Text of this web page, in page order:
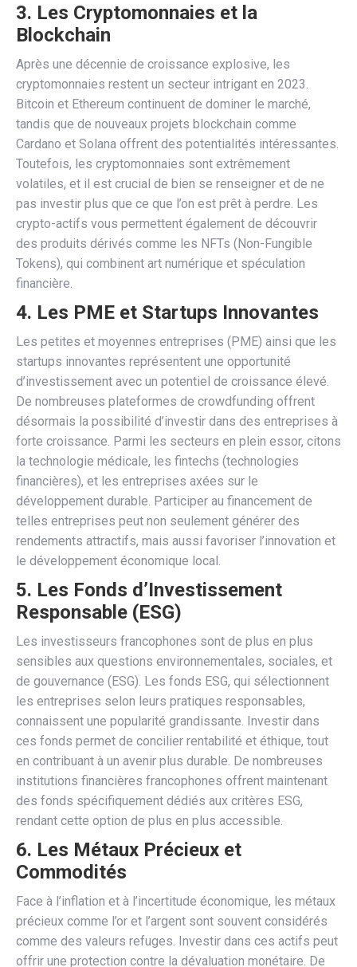
3. Les Cryptomonnaies et la
Blockchain
Après une décennie de croissance explosive, les
cryptomonnaies restent un secteur intrigant en 2023.
Bitcoin et Ethereum continuent de dominer le marché,
tandis que de nouveaux projets blockchain comme
Cardano et Solana offrent des potentialités intéressantes.
Toutefois, les cryptomonnaies sont extrêmement
volatiles, et il est crucial de bien se renseigner et de ne
pas investir plus que ce que l’on est prêt à perdre. Les
crypto-actifs vous permettent également de découvrir
des produits dérivés comme les NFTs (Non-Fungible
Tokens), qui combinent art numérique et spéculation
financière.
4. Les PME et Startups Innovantes
Les petites et moyennes entreprises (PME) ainsi que les
startups innovantes représentent une opportunité
d’investissement avec un potentiel de croissance élevé.
De nombreuses plateformes de crowdfunding offrent
désormais la possibilité d’investir dans des entreprises à
forte croissance. Parmi les secteurs en plein essor, citons
la technologie médicale, les fintechs (technologies
financières), et les entreprises axées sur le
développement durable. Participer au financement de
telles entreprises peut non seulement générer des
rendements attractifs, mais aussi favoriser l’innovation et
le développement économique local.
5. Les Fonds d’Investissement
Responsable (ESG)
Les investisseurs francophones sont de plus en plus
sensibles aux questions environnementales, sociales, et
de gouvernance (ESG). Les fonds ESG, qui sélectionnent
les entreprises selon leurs pratiques responsables,
connaissent une popularité grandissante. Investir dans
ces fonds permet de concilier rentabilité et éthique, tout
en contribuant à un avenir plus durable. De nombreuses
institutions financières francophones offrent maintenant
des fonds spécifiquement dédiés aux critères ESG,
rendant cette option de plus en plus accessible.
6. Les Métaux Précieux et
Commodités
Face à l’inflation et à l’incertitude économique, les métaux
précieux comme l’or et l’argent sont souvent considérés
comme des valeurs refuges. Investir dans ces actifs peut
offrir une protection contre la dévaluation monétaire. De